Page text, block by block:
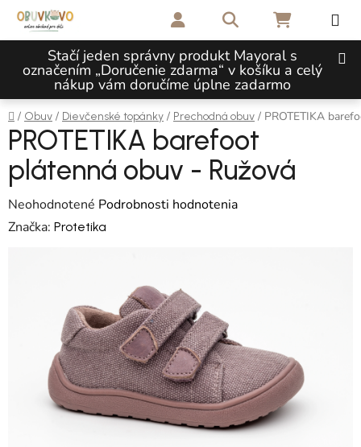
Prejsť na obsah
Stačí jeden správny produkt Mayoral s
označením „Doručenie zdarma“ v košíku a celý
nákup vám doručíme úplne zadarmo
Hľadať NÁKUPNÝ
Domov
/ Obuv / Dievčenské topánky / Prechodná obuv / PROTETIKA
PROTETIKA barefoot
plátenná obuv - Ružová
Priemerné hodnotenie produktu je 0,0 z 5 hviezdičiek.
Neohodnotené Podrobnosti hodnotenia
Značka: Protetika